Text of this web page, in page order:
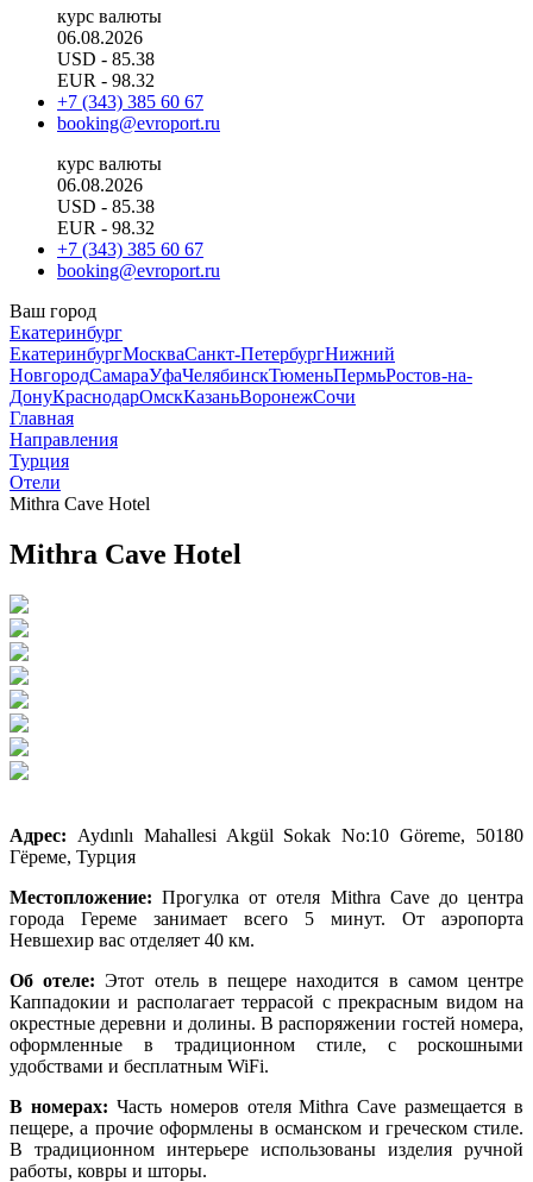
курс валюты
06.08.2026
USD - 85.38
EUR - 98.32
+7 (343) 385 60 67
booking@evroport.ru
курс валюты
06.08.2026
USD - 85.38
EUR - 98.32
+7 (343) 385 60 67
booking@evroport.ru
Ваш город
Екатеринбург
ЕкатеринбургМоскваСанкт-ПетербургНижний
НовгородСамараУфаЧелябинскТюменьПермьРостов-на-
ДонуКраснодарОмскКазаньВоронежСочи
Главная
Направления
Турция
Отели
Mithra Cave Hotel
Mithra Cave Hotel
Адрес:
Aydınlı Mahallesi Akgül Sokak No:10 Göreme, 50180
Гёреме, Турция
Местопложение: Прогулка от отеля Mithra Cave до центра
города Гереме занимает всего 5 минут. От аэропорта
Невшехир вас отделяет 40 км.
Об отеле: Этот отель в пещере находится в самом центре
Каппадокии и располагает террасой с прекрасным видом на
окрестные деревни и долины. В распоряжении гостей номера,
оформленные в традиционном стиле, с роскошными
удобствами и бесплатным WiFi.
В номерах: Часть номеров отеля Mithra Cave размещается в
пещере, а прочие оформлены в османском и греческом стиле.
В традиционном интерьере использованы изделия ручной
работы, ковры и шторы.